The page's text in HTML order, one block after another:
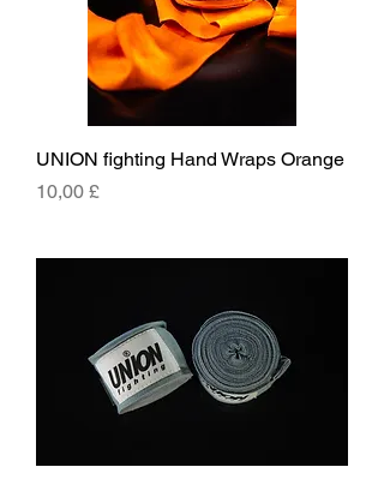
UNION fighting Hand Wraps Orange
Hinta
10,00 £